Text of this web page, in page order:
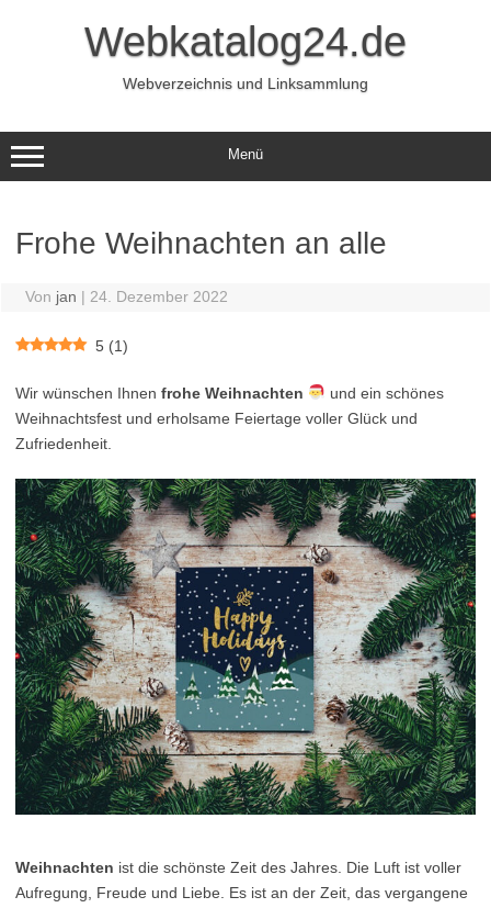
Webkatalog24.de
Webverzeichnis und Linksammlung
Menü
Frohe Weihnachten an alle
Von jan | 24. Dezember 2022
5 (1)
Wir wünschen Ihnen frohe Weihnachten
und ein schönes
Weihnachtsfest und erholsame Feiertage voller Glück und
Zufriedenheit.
Weihnachten ist die schönste Zeit des Jahres. Die Luft ist voller
Aufregung, Freude und Liebe. Es ist an der Zeit, das vergangene